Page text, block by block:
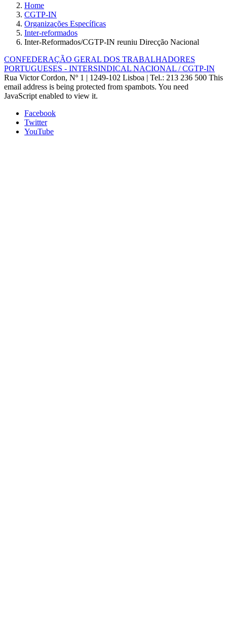
Home
CGTP-IN
Organizações Específicas
Inter-reformados
Inter-Reformados/CGTP-IN reuniu Direcção Nacional
CONFEDERAÇÃO GERAL DOS TRABALHADORES
PORTUGUESES - INTERSINDICAL NACIONAL / CGTP-IN
Rua Victor Cordon, Nº 1 | 1249-102 Lisboa | Tel.: 213 236 500 This
email address is being protected from spambots. You need
JavaScript enabled to view it.
Facebook
Twitter
YouTube